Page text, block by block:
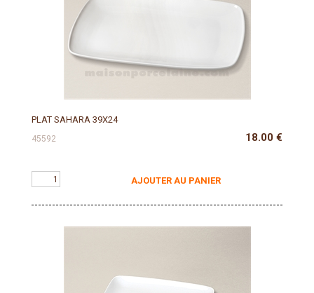
PLAT SAHARA 39X24
45592 18.00 €
AJOUTER AU PANIER